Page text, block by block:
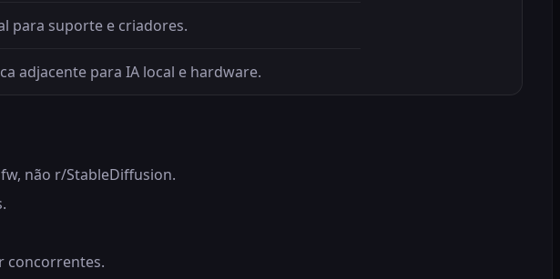
para suporte e criadores.
adjacente para IA local e hardware.
não r/StableDiffusion.
concorrentes.